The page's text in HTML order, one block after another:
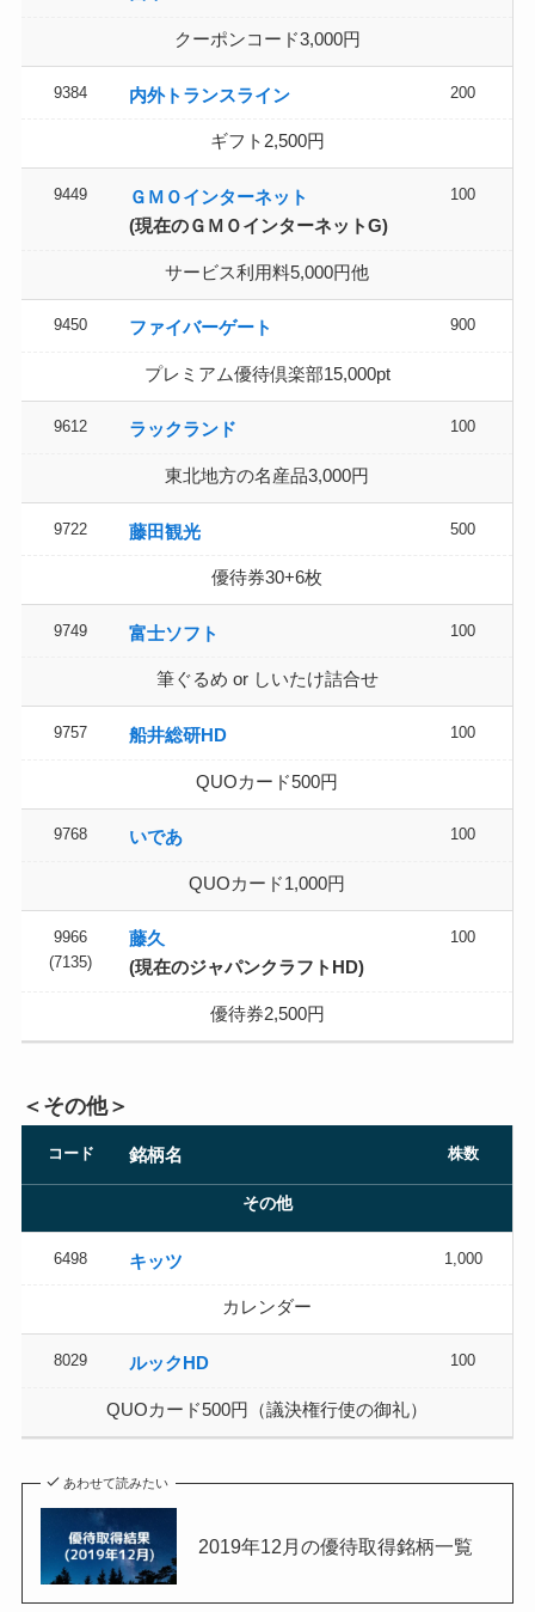
クーポンコード3,000円
9384 内外トランスライン 200
ギフト2,500円
9449
ＧＭＯインターネット
(現在のＧＭＯインターネットG)
100
サービス利用料5,000円他
9450 ファイバーゲート 900
プレミアム優待倶楽部15,000pt
9612 ラックランド 100
東北地方の名産品3,000円
9722 藤田観光 500
優待券30+6枚
9749 富士ソフト 100
筆ぐるめ or しいたけ詰合せ
9757 船井総研HD 100
QUOカード500円
9768 いであ 100
QUOカード1,000円
9966
(7135)
藤久
(現在のジャパンクラフトHD)
100
優待券2,500円
＜その他＞
コード 銘柄名 株数
その他
6498 キッツ 1,000
カレンダー
8029 ルックHD 100
QUOカード500円（議決権行使の御礼）
あわせて読みたい
2019年12月の優待取得銘柄一覧